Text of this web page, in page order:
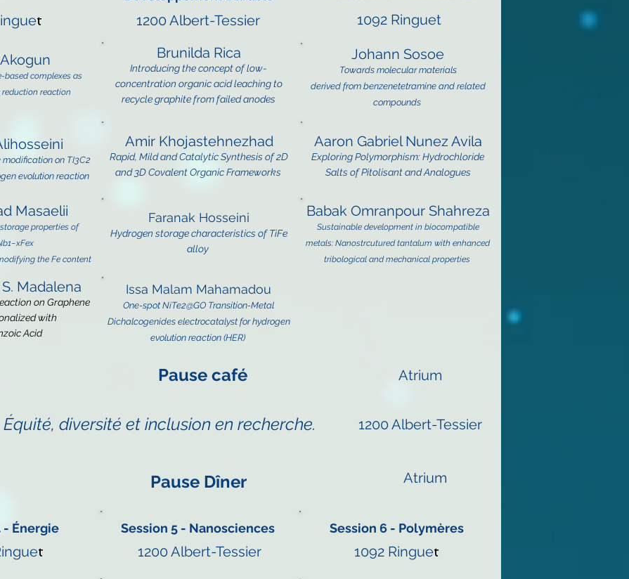
t 1200 Albert-Tessier 1092 Ringuet
based complexes as
reaction
Brunilda Rica
Introducing the concept of low-
concentration organic acid leaching to
recycle graphite from failed anodes
Johann Sosoe
Towards molecular materials
derived from benzenetetramine and related
compounds
on TI3C2
evolution reaction
Amir Khojastehnezhad
Rapid, Mild and Catalytic Synthesis of 2D
and 3D Covalent Organic Frameworks
Aaron Gabriel Nunez Avila
Exploring Polymorphism: Hydrochloride
Salts of Pitolisant and Analogues
Masaelii
properties of
the Fe content
Faranak Hosseini
Hydrogen storage characteristics of TiFe
alloy
Babak Omranpour Shahreza
Sustainable development in biocompatible
metals: Nanostrcutured tantalum with enhanced
tribological and mechanical properties
Madalena
on Graphene
with
zoic Acid
Issa Malam Mahamadou
One-spot NiTe2@GO Transition-Metal
Dichalcogenides electrocatalyst for hydrogen
evolution reaction (HER)
Pause café Atrium
Équité, diversité et inclusion en recherche. 1200 Albert-Tessier
Pause Dîner Atrium
- Énergie
t
Session 5 - Nanosciences
1200 Albert-Tessier
Session 6 - Polymères
1092 Ringuet